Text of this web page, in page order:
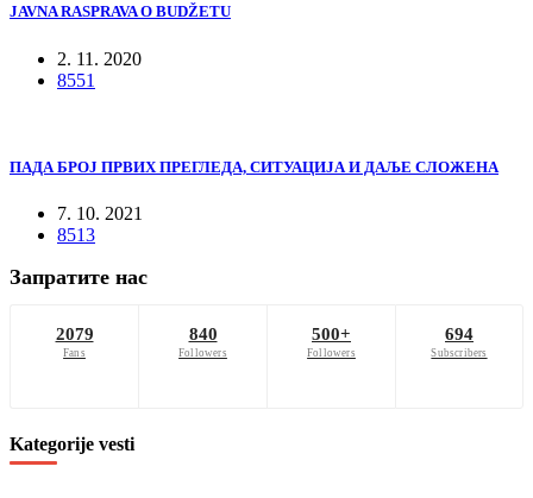
JAVNA RASPRAVA O BUDŽETU
2. 11. 2020
8551
ПАДА БРОЈ ПРВИХ ПРЕГЛЕДА, СИТУАЦИЈА И ДАЉЕ СЛОЖЕНА
7. 10. 2021
8513
Запратите нас
2079
Fans
840
Followers
500+
Followers
694
Subscribers
Kategorije vesti